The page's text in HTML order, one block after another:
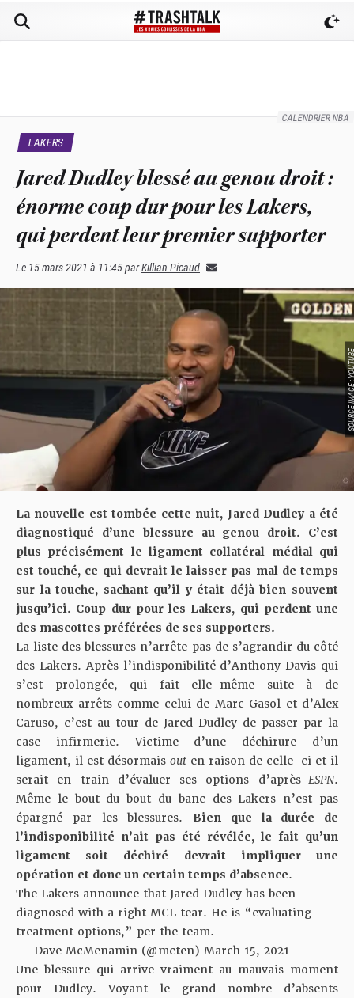
CALENDRIER NBA
LAKERS
Jared Dudley blessé au genou droit :
énorme coup dur pour les Lakers,
qui perdent leur premier supporter
Le 15 mars 2021 à 11:45parKillian Picaud
SOURCE
La nouvelle est tombée cette nuit, Jared Dudley a été
diagnostiqué d’une blessure au genou droit. C’est
plus précisément le ligament collatéral médial qui
est touché, ce qui devrait le laisser pas mal de temps
sur la touche, sachant qu’il y était déjà bien souvent
jusqu’ici. Coup dur pour les Lakers, qui perdent une
des mascottes préférées de ses supporters.
La liste des blessures n’arrête pas de s’agrandir du côté
des Lakers. Après l’indisponibilité d’Anthony Davis qui
s’est prolongée, qui fait elle-même suite à de
nombreux arrêts comme celui de Marc Gasol et d’Alex
Caruso, c’est au tour de Jared Dudley de passer par la
case infirmerie. Victime d’une déchirure d’un
ligament, il est désormais out en raison de celle-ci et il
serait en train d’évaluer ses options d’aprèsESPN.
Même le bout du bout du banc des Lakers n’est pas
épargné par les blessures. Bien que la durée de
l’indisponibilité n’ait pas été révélée, le fait qu’un
ligament soit déchiré devrait impliquer une
opération et donc un certain temps d’absence.
The Lakers announce that Jared Dudley has been
diagnosed with a right MCL tear. He is “evaluating
treatment options,” per the team.
— Dave McMenamin (@mcten) March 15, 2021
Une blessure qui arrive vraiment au mauvais moment
pour Dudley. Voyant le grand nombre d’absents